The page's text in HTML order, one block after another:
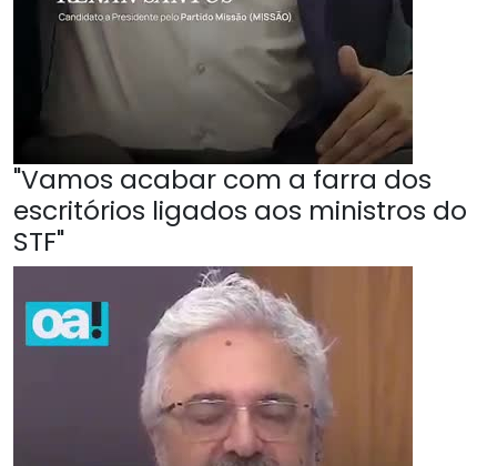
"Vamos acabar com a farra dos
escritórios ligados aos ministros do
STF"